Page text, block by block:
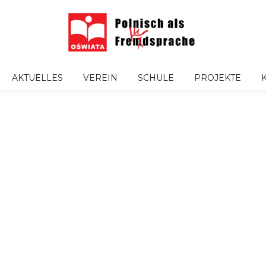
AKTUELLES VEREIN SCHULE PROJEKTE